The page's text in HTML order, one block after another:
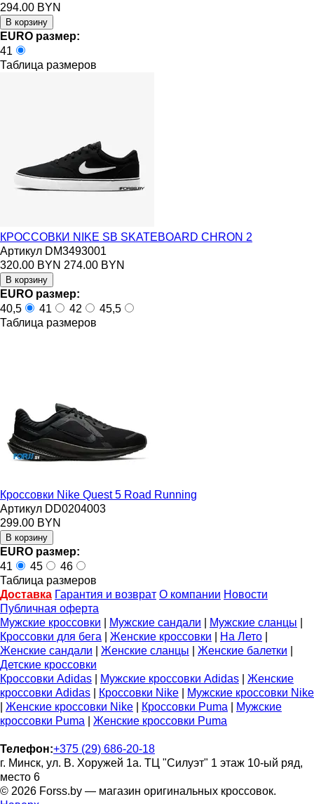
294.00 BYN
EURO размер:
41
Таблица размеров
КРОССОВКИ NIKE SB SKATEBOARD CHRON 2
Артикул DM3493001
320.00 BYN 274.00 BYN
EURO размер:
40,5
41 42
45,5
Таблица размеров
Кроссовки Nike Quest 5 Road Running
Артикул DD0204003
299.00 BYN
EURO размер:
41
45
46
Таблица размеров
Доставка Гарантия и возврат О компании Новости
Публичная оферта
Мужские кроссовки
Мужские сандали Мужские сланцы
Кроссовки для бега
Женские кроссовки На Лето
Женские сандали
Женские сланцы Женские балетки
Детские кроссовки
Кроссовки Adidas
Мужские кроссовки Adidas
Женские
кроссовки Adidas
Кроссовки Nike
Мужские кроссовки Nike
Женские кроссовки Nike Кроссовки Puma
Мужские
кроссовки Puma
Женские кроссовки Puma
Телефон:+375 (29) 686-20-18
г. Минск, ул. В. Хоружей 1а. ТЦ "Силуэт" 1 этаж 10-ый ряд,
место 6
© 2026 Forss.by — магазин оригинальных кроссовок.